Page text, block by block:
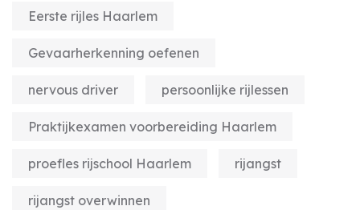
Eerste rijles Haarlem
Gevaarherkenning oefenen
nervous driver persoonlijke rijlessen
Praktijkexamen voorbereiding Haarlem
proefles rijschool Haarlem rijangst
rijangst overwinnen